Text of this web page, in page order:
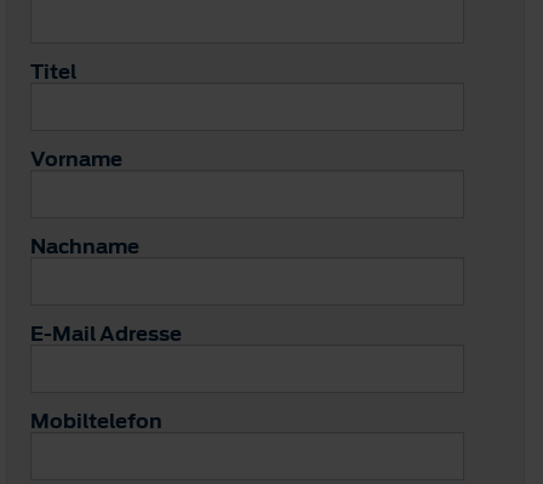
Titel
Vorname
Nachname
E-Mail Adresse
Mobiltelefon